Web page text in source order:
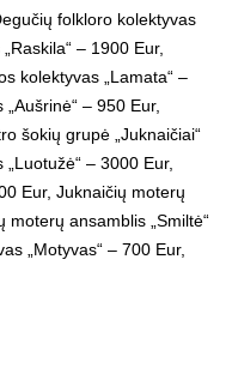
folkloro kolektyvas
– 1900 Eur,
kolektyvas „Lamata“ –
– 950 Eur,
šokių grupė „Juknaičiai“
– 3000 Eur,
Eur, Juknaičių moterų
moterų ansamblis „Smiltė“
„Motyvas“ – 700 Eur,